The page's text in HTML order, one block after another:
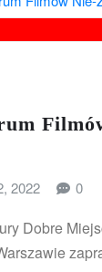
2022 0
Dobre